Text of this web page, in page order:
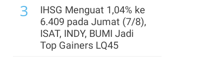
3
IHSG Menguat 1,04% ke
6.409 pada Jumat (7/8),
ISAT, INDY, BUMI Jadi
Top Gainers LQ45